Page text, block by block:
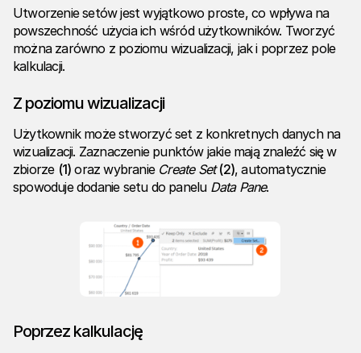
Utworzenie setów jest wyjątkowo proste, co wpływa na
powszechność użycia ich wśród użytkowników. Tworzyć
można zarówno z poziomu wizualizacji, jak i poprzez pole
kalkulacji.
Z poziomu wizualizacji
Użytkownik może stworzyć set z konkretnych danych na
wizualizacji. Zaznaczenie punktów jakie mają znaleźć się w
zbiorze (1) oraz wybranie Create Set (2), automatycznie
spowoduje dodanie setu do panelu Data Pane.
Poprzez kalkulację